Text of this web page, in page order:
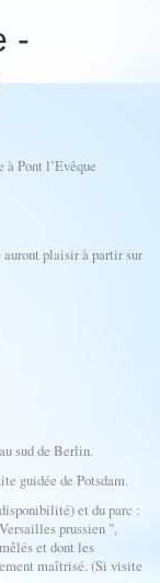
-
à Pont l’Evêque
plaisir à partir sur
sud de Berlin.
guidée de Potsdam.
et du parc :
prussien ",
et dont les
maîtrisé. (Si visite